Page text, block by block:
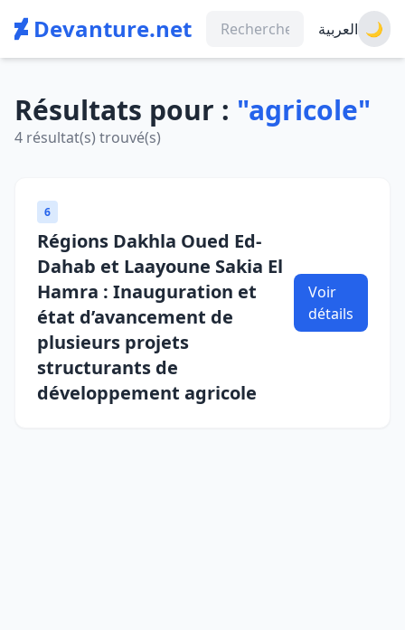
Devanture.net العربية 🌙
Résultats pour : "agricole"
4 résultat(s) trouvé(s)
6
Régions Dakhla Oued Ed-
Dahab et Laayoune Sakia El
Hamra : Inauguration et
état d’avancement de
plusieurs projets
structurants de
développement agricole
Voir
détails